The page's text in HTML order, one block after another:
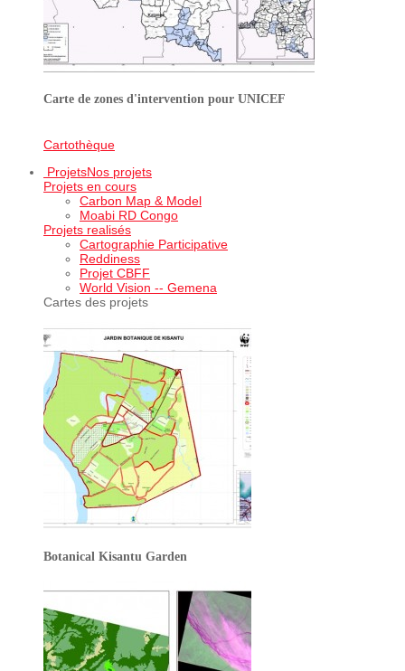
Carte de zones d'intervention pour UNICEF
Cartothèque
ProjetsNos projets
Projets en cours
Carbon Map & Model
Moabi RD Congo
Projets realisés
Cartographie Participative
Reddiness
Projet CBFF
World Vision -- Gemena
Cartes des projets
Botanical Kisantu Garden